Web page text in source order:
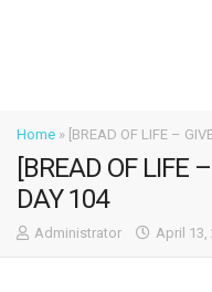
Home » [BREAD OF LIFE –
[BREAD OF LIFE
DAY 104
Administrator April 13,